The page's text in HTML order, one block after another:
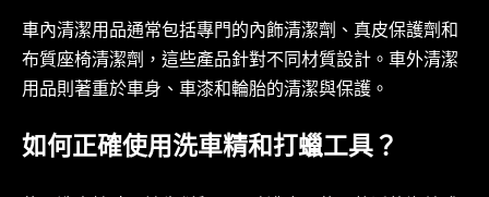
車內清潔用品通常包括專門的內飾清潔劑、真皮保護劑和
布質座椅清潔劑，這些產品針對不同材質設計。車外清潔
用品則著重於車身、車漆和輪胎的清潔與保護。
如何正確使用洗車精和打蠟工具？